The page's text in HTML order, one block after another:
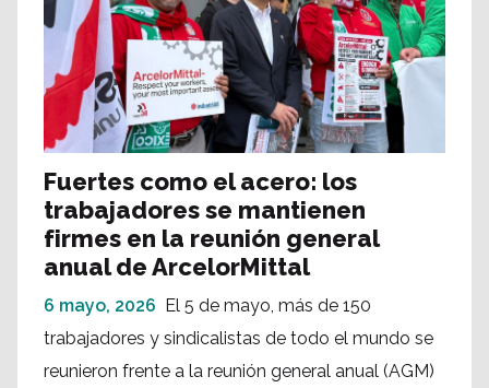
Fuertes como el acero: los
trabajadores se mantienen
firmes en la reunión general
anual de ArcelorMittal
6 mayo, 2026 El 5 de mayo, más de 150
trabajadores y sindicalistas de todo el mundo se
reunieron frente a la reunión general anual (AGM)